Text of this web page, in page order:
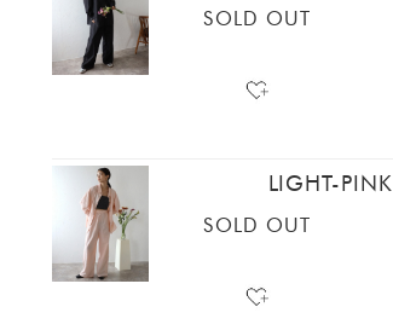
SOLD OUT
LIGHT-PINK
SOLD OUT